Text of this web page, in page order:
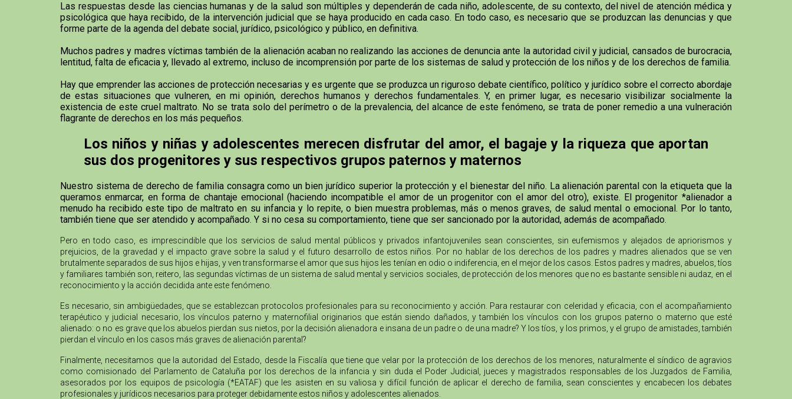
Las respuestas desde las ciencias humanas y de la salud son múltiples y dependerán de cada niño, adolescente, de su contexto, del nivel de atención médica y
psicológica que haya recibido, de la intervención judicial que se haya producido en cada caso. En todo caso, es necesario que se produzcan las denuncias y que
forme parte de la agenda del debate social, jurídico, psicológico y público, en definitiva.
Muchos padres y madres víctimas también de la alienación acaban no realizando las acciones de denuncia ante la autoridad civil y judicial, cansados de burocracia,
lentitud, falta de eficacia y, llevado al extremo, incluso de incomprensión por parte de los sistemas de salud y protección de los niños y de los derechos de familia.
Hay que emprender las acciones de protección necesarias y es urgente que se produzca un riguroso debate científico, político y jurídico sobre el correcto abordaje
de estas situaciones que vulneren, en mi opinión, derechos humanos y derechos fundamentales. Y, en primer lugar, es necesario visibilizar socialmente la
existencia de este cruel maltrato. No se trata solo del perímetro o de la prevalencia, del alcance de este fenómeno, se trata de poner remedio a una vulneración
flagrante de derechos en los más pequeños.
Los niños y niñas y adolescentes merecen disfrutar del amor, el bagaje y la riqueza que aportan
sus dos progenitores y sus respectivos grupos paternos y maternos
Nuestro sistema de derecho de familia consagra como un bien jurídico superior la protección y el bienestar del niño. La alienación parental con la etiqueta que la
queramos enmarcar, en forma de chantaje emocional (haciendo incompatible el amor de un progenitor con el amor del otro), existe. El progenitor *alienador a
menudo ha recibido este tipo de maltrato en su infancia y lo repite, o bien muestra problemas, más o menos graves, de salud mental o emocional. Por lo tanto,
también tiene que ser atendido y acompañado. Y si no cesa su comportamiento, tiene que ser sancionado por la autoridad, además de acompañado.
Pero en todo caso, es imprescindible que los servicios de salud mental públicos y privados infantojuveniles sean conscientes, sin eufemismos y alejados de apriorismos y
prejuicios, de la gravedad y el impacto grave sobre la salud y el futuro desarrollo de estos niños. Por no hablar de los derechos de los padres y madres alienados que se ven
brutalmente separados de sus hijos e hijas, y ven transformarse el amor que sus hijos les tenían en odio o indiferencia, en el mejor de los casos. Estos padres y madres, abuelos, tíos
y familiares también son, reitero, las segundas víctimas de un sistema de salud mental y servicios sociales, de protección de los menores que no es bastante sensible ni audaz, en el
reconocimiento y la acción decidida ante este fenómeno.
Es necesario, sin ambigüedades, que se establezcan protocolos profesionales para su reconocimiento y acción. Para restaurar con celeridad y eficacia, con el acompañamiento
terapéutico y judicial necesario, los vínculos paterno y maternofilial originarios que están siendo dañados, y también los vínculos con los grupos paterno o materno que esté
alienado: o no es grave que los abuelos pierdan sus nietos, por la decisión alienadora e insana de un padre o de una madre? Y los tíos, y los primos, y el grupo de amistades, también
pierdan el vínculo en los casos más graves de alienación parental?
Finalmente, necesitamos que la autoridad del Estado, desde la Fiscalía que tiene que velar por la protección de los derechos de los menores, naturalmente el síndico de agravios
como comisionado del Parlamento de Cataluña por los derechos de la infancia y sin duda el Poder Judicial, jueces y magistrados responsables de los Juzgados de Familia,
asesorados por los equipos de psicología (*EATAF) que les asisten en su valiosa y difícil función de aplicar el derecho de familia, sean conscientes y encabecen los debates
profesionales y jurídicos necesarios para proteger debidamente estos niños y adolescentes alienados.